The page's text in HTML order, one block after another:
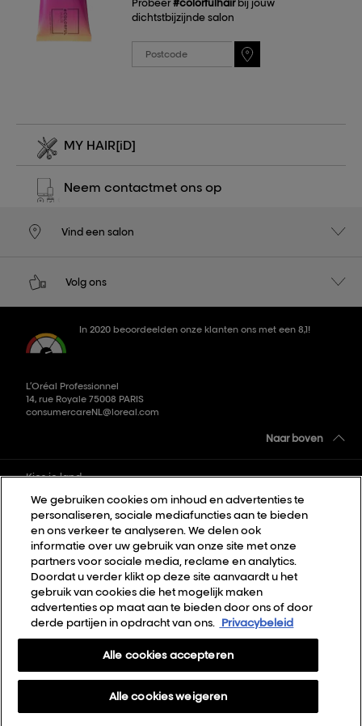
Probeer#colorfulhair bij jouw
dichtstbijzijnde salon
MY HAIR[iD]
Neem contactmet ons op
Vind een salon
Volg ons
In 2020 beoordeelden onze klanten ons met een 8,1!
L’Oréal Professionnel
14, rue Royale 75008 PARIS
consumercareNL@loreal.com
Naar boven
Kies je land
Sitemap
Algemene voorwaarden
Privacybeleid
Cookie Settings
Over Ons
We gebruiken cookies om inhoud en advertenties te
personaliseren, sociale mediafuncties aan te bieden
en ons verkeer te analyseren. We delen ook
informatie over uw gebruik van onze site met onze
partners voor sociale media, reclame en analytics.
Doordat u verder klikt op deze site aanvaardt u het
gebruik van cookies die het mogelijk maken
advertenties op maat aan te bieden door ons of door
derde partijen in opdracht van ons.
Privacybeleid
Alle cookies weigeren
Alle cookies accepteren